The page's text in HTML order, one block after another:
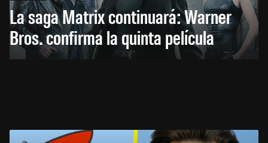
La saga Matrix continuará: Warner
Bros. confirma la quinta película